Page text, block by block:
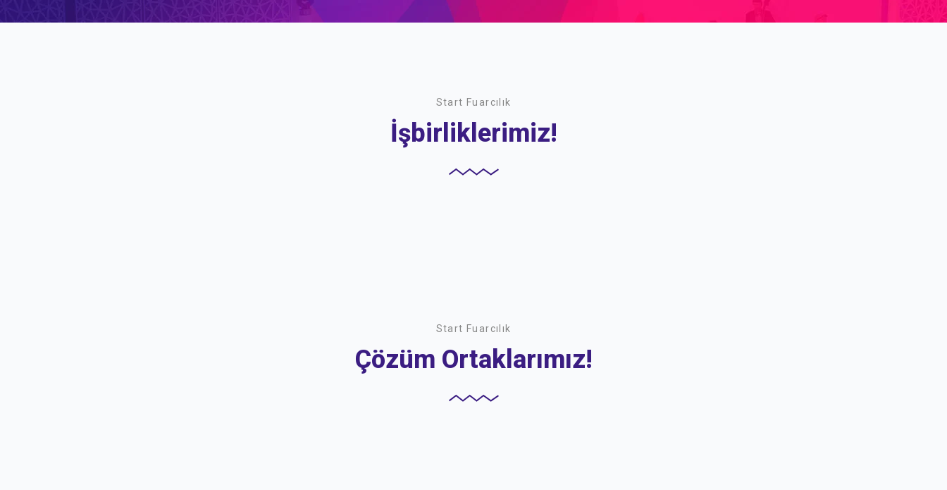
Start Fuarcılık
İşbirliklerimiz!
Start Fuarcılık
Çözüm Ortaklarımız!